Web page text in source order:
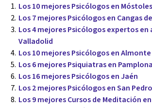
Los 10 mejores Psicólogos en Móstoles
Los 7 mejores Psicólogos en Cangas
Los 4 mejores Psicólogos expertos en
Valladolid
Los 10 mejores Psicólogos en Almonte
Los 6 mejores Psiquiatras en Pamplona
Los 16 mejores Psicólogos en Jaén
Los 2 mejores Psicólogos en San
Los 9 mejores Cursos de Meditación